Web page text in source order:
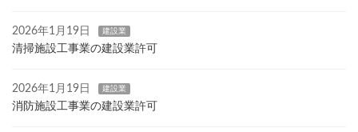
2026年1月19日 建設業
清掃施設工事業の建設業許可
2026年1月19日 建設業
消防施設工事業の建設業許可